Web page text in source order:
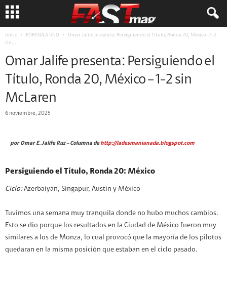
Inicio FÓRMULA UNO
Omar Jalife presenta: Persiguiendo el Título, Ronda 20, México – 1-2
sin...
Omar Jalife presenta: Persiguiendo el
Título, Ronda 20, México – 1-2 sin
McLaren
6 noviembre, 2025
por Omar E. Jalife Ruz –Columna dehttp://ladesmanianada.blogspot.com
Persiguiendo el Título, Ronda 20: México
Ciclo:Azerbaiyán, Singapur, Austin y México
Tuvimos una semana muy tranquila donde no hubo muchos cambios.
Esto se dio porque los resultados en la Ciudad de México fueron muy
similares a los de Monza, lo cual provocó que la mayoría de los pilotos
quedaran en la misma posición que estaban en el ciclo pasado.